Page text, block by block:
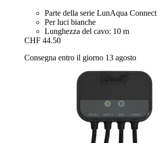
Parte della serie LunAqua Connect
Per luci bianche
Lunghezza del cavo: 10 m
CHF 44.50
Consegna entro il giorno 13 agosto